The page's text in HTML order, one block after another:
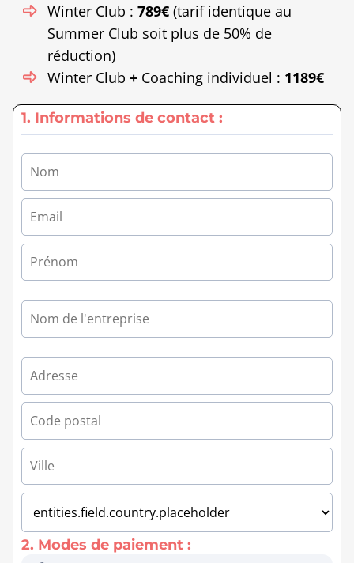
Winter Club : 789€ (tarif identique au
Summer Club soit plus de 50% de
réduction)
Winter Club + Coaching individuel : 1189€
1. Informations de contact :
2. Modes de paiement :